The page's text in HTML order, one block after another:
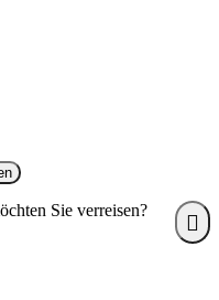
Sie verreisen?